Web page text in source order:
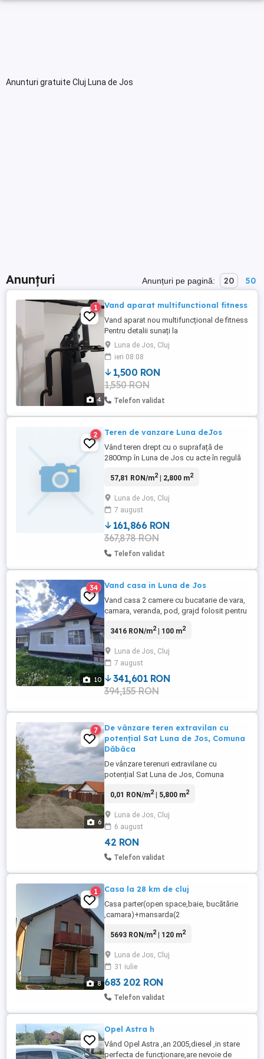
Anunturi gratuite Cluj Luna de Jos
Anunțuri Anunțuri pe pagină: 20 50
4
1 Vand aparat multifunctional fitness
Vand aparat nou multifuncțional de fitness
Pentru detalii sunați la
Luna de Jos, Cluj
ieri 08:08
1,500 RON
1,550 RON
Telefon validat
2 Teren de vanzare Luna deJos
Vând teren drept cu o suprafață de
2800mp în Luna de Jos cu acte în regulă
drumuri de acces și se situează la intrarea
57,81 RON/m2| 2,800 m2
Luna de Jos, Cluj
7 august
161,866 RON
367,878 RON
Telefon validat
10
34 Vand casa in Luna de Jos
Vand casa 2 camere cu bucatarie de vara,
camara, veranda, pod, grajd folosit pentru
fundatie de beton. Suprafata constructiei
este 416mp din care arabil 225 mp.
3416 RON/m2| 100 m2
Luna de Jos, Cluj
7 august
341,601 RON
394,155 RON
6
7
De vânzare teren extravilan cu
potențial Sat Luna de Jos, Comuna
Dăbâca
De vânzare terenuri extravilane cu
potențial Sat Luna de Jos, Comuna
zonă în plină dezvoltare, cu locuințe noi
5.800 mp Posibilitate de lotizare, ideal
pentru investiție sau dezvoltare
rezidențială. Acces facil, ...
0,01 RON/m2| 5,800 m2
Luna de Jos, Cluj
6 august
42 RON
Telefon validat
8
1 Casa la 28 km de cluj
Casa parter(open space,baie, bucătărie
,camara)+mansarda(2
120mp,teren 1400mp, front la strada 29
cu încălzire în pardoseală și centrala pe
lemne.Utilitati:apa ,canalizare și
curent.Izolata și tencuita.Mansarda
5693 RON/m2| 120 m2
Luna de Jos, Cluj
31 iulie
683 202 RON
Telefon validat
Opel Astra h
Vând Opel Astra ,an 2005,diesel ,in stare
perfecta de funcționare,are nevoie de